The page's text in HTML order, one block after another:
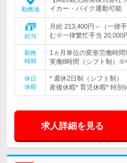
勤務地
イカー・バイク通勤可能
給与
月給 213,400円～（一律
む※一律繁忙手当 20,000
勤務
時間
1ヵ月単位の変形労働時
実働8時間（シフト制）※
休日
休暇
* 週休2日制（シフト制
産後休暇* 育児休暇* 特別
求人詳細を見る